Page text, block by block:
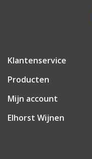
Fosso della Rosa is
Klantenservice
Producten
Mijn account
Elhorst Wijnen